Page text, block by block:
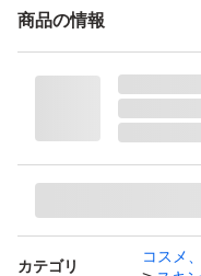
肌質：普通肌
使用
▲お値段相談不可商品
＃マイルドクレンジ
商品の情報
カテゴリ
コスメ